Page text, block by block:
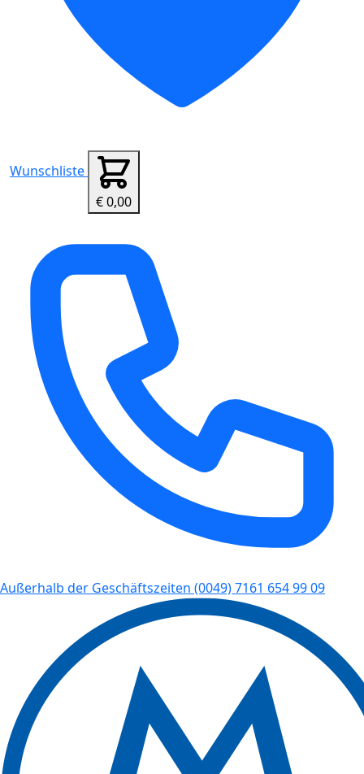
Wunschliste
€ 0,00
Außerhalb der Geschäftszeiten (0049) 7161 654 99 09